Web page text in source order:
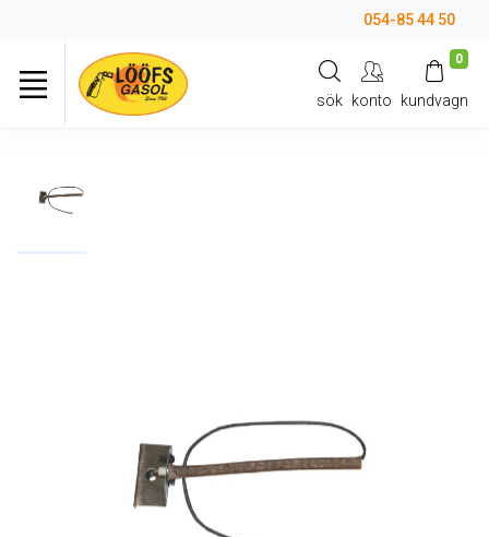
054-85 44 50
sök konto
0
kundvagn